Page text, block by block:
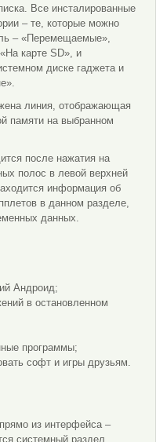
Все инсталированные
– те, которые можно
– «Перемещаемые»,
карте SD», и
диске гаджета и
линия, отображающая
памяти на выбранном
после нажатия на
полос в левой верхней
информация об
в данном разделе,
данных.
Андроид;
в остановленном
программы;
софт и игры друзьям.
из интерфейса –
системный раздел